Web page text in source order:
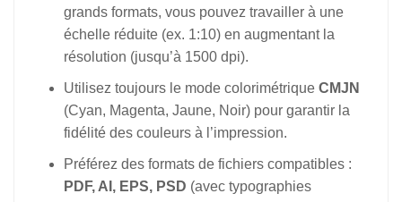
grands formats, vous pouvez travailler à une
échelle réduite (ex. 1:10) en augmentant la
résolution (jusqu’à 1500 dpi).
Utilisez toujours le mode colorimétrique CMJN
(Cyan, Magenta, Jaune, Noir) pour garantir la
fidélité des couleurs à l’impression.
Préférez des formats de fichiers compatibles :
PDF, AI, EPS, PSD (avec typographies